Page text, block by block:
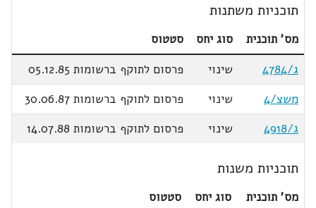
תוכניות משתנות
מס' תוכנית סוג יחס
סטטוס
ג/4784
שינוי
פרסום לתוקף ברשומות 05.12.85
משצ/4
שינוי
פרסום לתוקף ברשומות 30.06.87
ג/4918
שינוי פרסום לתוקף ברשומות 14.07.88
תוכניות משנות
מס' תוכנית סוג יחס
סטטוס